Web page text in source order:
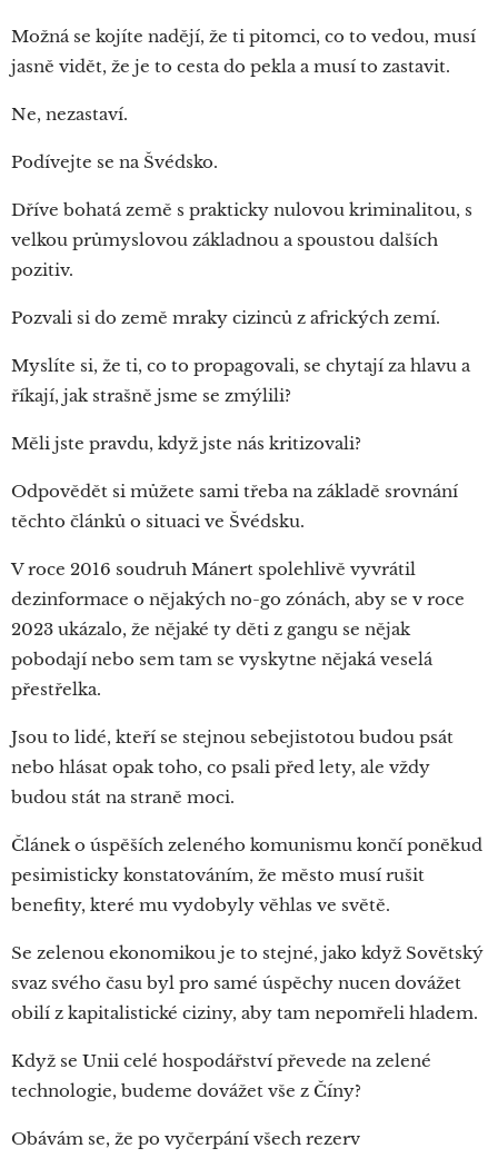
Možná se kojíte nadějí, že ti pitomci, co to vedou, musí
jasně vidět, že je to cesta do pekla a musí to zastavit.
Ne, nezastaví.
Podívejte se na Švédsko.
Dříve bohatá země s prakticky nulovou kriminalitou, s
velkou průmyslovou základnou a spoustou dalších
pozitiv.
Pozvali si do země mraky cizinců z afrických zemí.
Myslíte si, že ti, co to propagovali, se chytají za hlavu a
říkají, jak strašně jsme se zmýlili?
Měli jste pravdu, když jste nás kritizovali?
Odpovědět si můžete sami třeba na základě srovnání
těchto článků o situaci ve Švédsku.
V roce 2016 soudruh Mánert spolehlivě vyvrátil
dezinformace o nějakých no-go zónách, aby se v roce
2023 ukázalo, že nějaké ty děti z gangu se nějak
pobodají nebo sem tam se vyskytne nějaká veselá
přestřelka.
Jsou to lidé, kteří se stejnou sebejistotou budou psát
nebo hlásat opak toho, co psali před lety, ale vždy
budou stát na straně moci.
Článek o úspěších zeleného komunismu končí poněkud
pesimisticky konstatováním, že město musí rušit
benefity, které mu vydobyly věhlas ve světě.
Se zelenou ekonomikou je to stejné, jako když Sovětský
svaz svého času byl pro samé úspěchy nucen dovážet
obilí z kapitalistické ciziny, aby tam nepomřeli hladem.
Když se Unii celé hospodářství převede na zelené
technologie, budeme dovážet vše z Číny?
Obávám se, že po vyčerpání všech rezerv